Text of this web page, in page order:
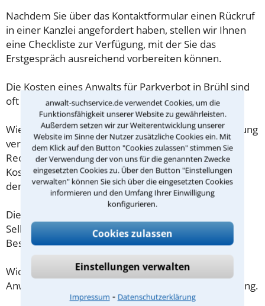
anwalt-suchservice.de verwendet Cookies, um die
Funktionsfähigkeit unserer Website zu gewährleisten.
Außerdem setzen wir zur Weiterentwicklung unserer
Website im Sinne der Nutzer zusätzliche Cookies ein. Mit
dem Klick auf den Button "Cookies zulassen" stimmen Sie
der Verwendung der von uns für die genannten Zwecke
eingesetzten Cookies zu. Über den Button "Einstellungen
verwalten" können Sie sich über die eingesetzten Cookies
informieren und den Umfang Ihrer Einwilligung
konfigurieren.
Cookies zulassen
Einstellungen verwalten
Impressum ⁃ Datenschutzerklärung
Nachdem Sie über das Kontaktformular einen Rückruf
in einer Kanzlei angefordert haben, stellen wir Ihnen
eine Checkliste zur Verfügung, mit der Sie das
Erstgespräch ausreichend vorbereiten können.
Die Kosten eines Anwalts für Parkverbot in Brühl sind
oft geringer als gedacht!
Wieviel ein Rechtsanwalt in Brühl für eine Erstberatung
verlangen darf, ist in §34 des
Rechtsanwaltsvergütungsgesetz (RVG) geregelt. Die
Kosten für das erste Beratungsgespräch betragen
demnach maximal 190,00 € zzgl. MwSt.
Diese Regelung gilt jedoch nur für Verbraucher. Für
Selbstständige oder Freiberufler gilt diese
Beschränkung nicht.
Wichtig daher: Klären Sie die Kostenfrage mit Ihrem
Anwalt aus Brühl schon zu Beginn der ersten Beratung.